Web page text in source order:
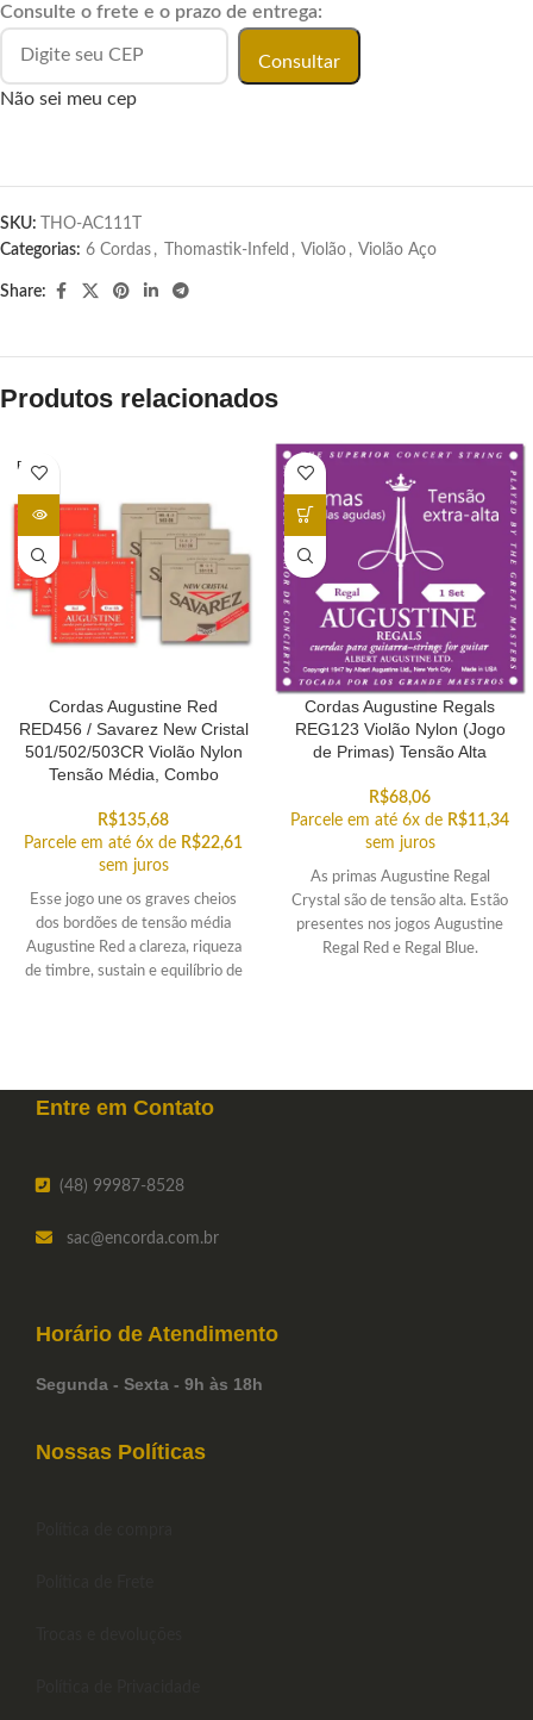
Consulte o frete e o prazo de entrega:
Consultar
Não sei meu cep
SKU:
THO-AC111T
Categorias: 6 Cordas , Thomastik-Infeld , Violão , Violão Aço
Share:
Produtos relacionados
ESGOT
ADO
Cordas Augustine Red
RED456 / Savarez New Cristal
501/502/503CR Violão Nylon
Tensão Média, Combo
R$135,68
Parcele em até 6x de R$22,61
sem juros
Esse jogo une os graves cheios
dos bordões de tensão média
Augustine Red a clareza, riqueza
de timbre, sustain e equilíbrio de
Cordas Augustine Regals
REG123 Violão Nylon (Jogo
de Primas) Tensão Alta
R$68,06
Parcele em até 6x de R$11,34
sem juros
As primas Augustine Regal
Crystal são de tensão alta. Estão
presentes nos jogos Augustine
Regal Red e Regal Blue.
Entre em Contato
(48) 99987-8528
sac@encorda.com.br
Horário de Atendimento
Segunda - Sexta - 9h às 18h
Nossas Políticas